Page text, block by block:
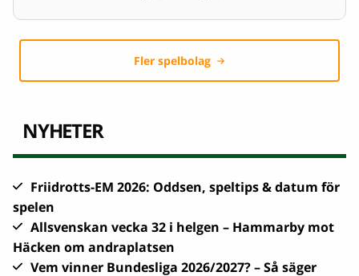
Fler spelbolag
NYHETER
Friidrotts-EM 2026: Oddsen, speltips & datum för
spelen
Allsvenskan vecka 32 i helgen – Hammarby mot
Häcken om andraplatsen
Vem vinner Bundesliga 2026/2027? – Så säger